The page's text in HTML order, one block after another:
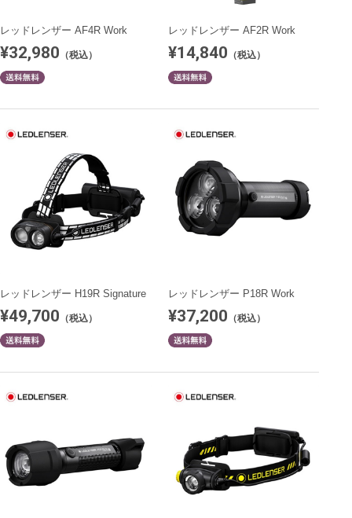
レッドレンザー AF4R Work
¥32,980 （税込）
レッドレンザー AF2R Work
¥14,840 （税込）
レッドレンザー H19R Signature
¥49,700 （税込）
レッドレンザー P18R Work
¥37,200 （税込）